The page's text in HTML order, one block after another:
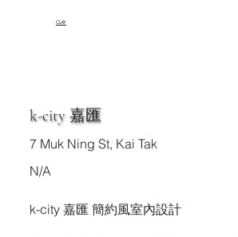
CLAY
k-city 嘉匯
7 Muk Ning St, Kai Tak
N/A
k-city 嘉匯 簡約風室內設計